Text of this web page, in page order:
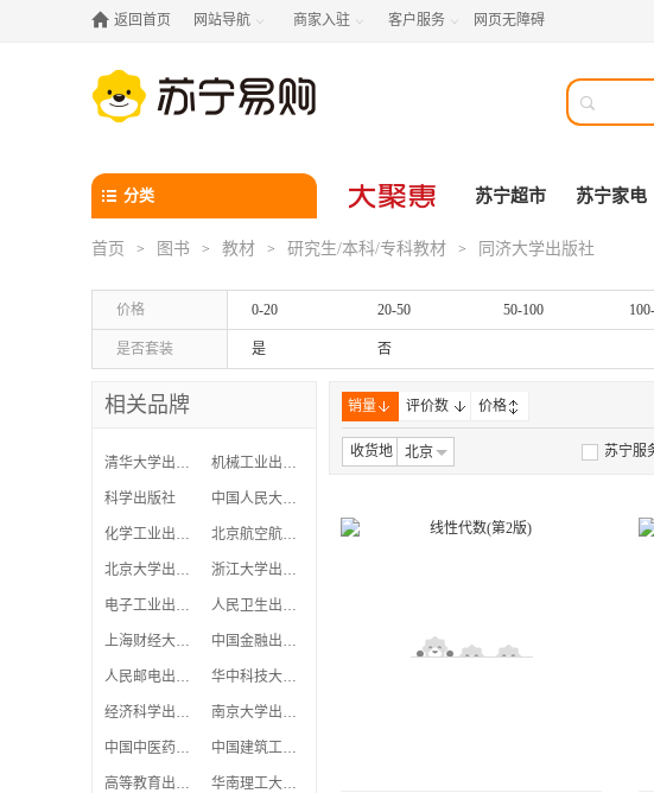
 返回首页 网站导航  商家入驻  客户服务  网页无障碍

分类 苏宁超市 苏宁家电
首页 > 图书 > 教材 > 研究生/本科/专科教材 > 同济大学出版社
价格 0-20 20-50 50-100
是否套装 是 否
销量 评价数 价格
收货地 北京 苏宁服
相关品牌
清华大学出版社 机械工业出版社
科学出版社 中国人民大学出版社
化学工业出版社 北京航空航天大学出版社
北京大学出版社 浙江大学出版社有限责任公
电子工业出版社 人民卫生出版社
上海财经大学出版社有限公 中国金融出版社
人民邮电出版社 华中科技大学出版社
经济科学出版社 南京大学出版社
中国中医药出版社 中国建筑工业出版社
高等教育出版社 华南理工大学出版社